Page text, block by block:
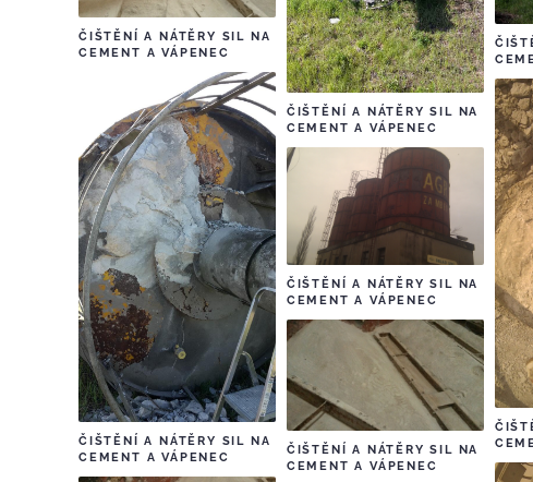
ČIŠTĚNÍ A NÁTĚRY SIL NA
CEMENT A VÁPENEC
ČIŠTĚNÍ A NÁTĚRY SIL NA
CEMENT A VÁPENEC
ČIŠTĚNÍ A NÁTĚRY SIL NA
CEMENT A VÁPENEC
ČIŠTĚNÍ A NÁTĚRY SIL NA
CEMENT A VÁPENEC
ČIŠTĚNÍ A NÁTĚRY SIL NA
CEMENT A VÁPENEC